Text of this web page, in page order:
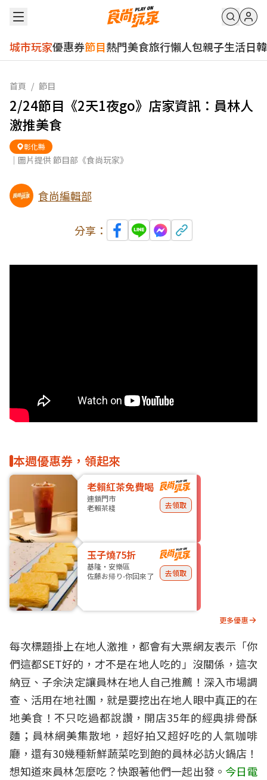
城市玩家優惠券節目熱門美食旅行懶人包親子生活日韓
首頁 / 節目
2/24節目《2天1夜go》店家資訊：員林人
激推美食
彰化縣
｜圖片提供 節目部《食尚玩家》
食尚編輯部
分享：
本週優惠券，領起來
老賴紅茶免費喝
連鎖門市
老賴茶棧
去領取
玉子燒75折
基隆・安樂區
佐藤お帰り-你回來了
去領取
更多優惠
每次標題掛上在地人激推，都會有大票網友表示「你
們這都SET好的，才不是在地人吃的」沒關係，這次
納豆、子余決定讓員林在地人自己推薦！深入市場調
查、活用在地社團，就是要挖出在地人眼中真正的在
地美食！不只吃過都說讚，開店35年的經典排骨酥
麵；員林網美集散地，超好拍又超好吃的人氣咖啡
廳，還有30幾種新鮮蔬菜吃到飽的員林必訪火鍋店！
想知道來員林怎麼吃？快跟著他們一起出發。 今日電